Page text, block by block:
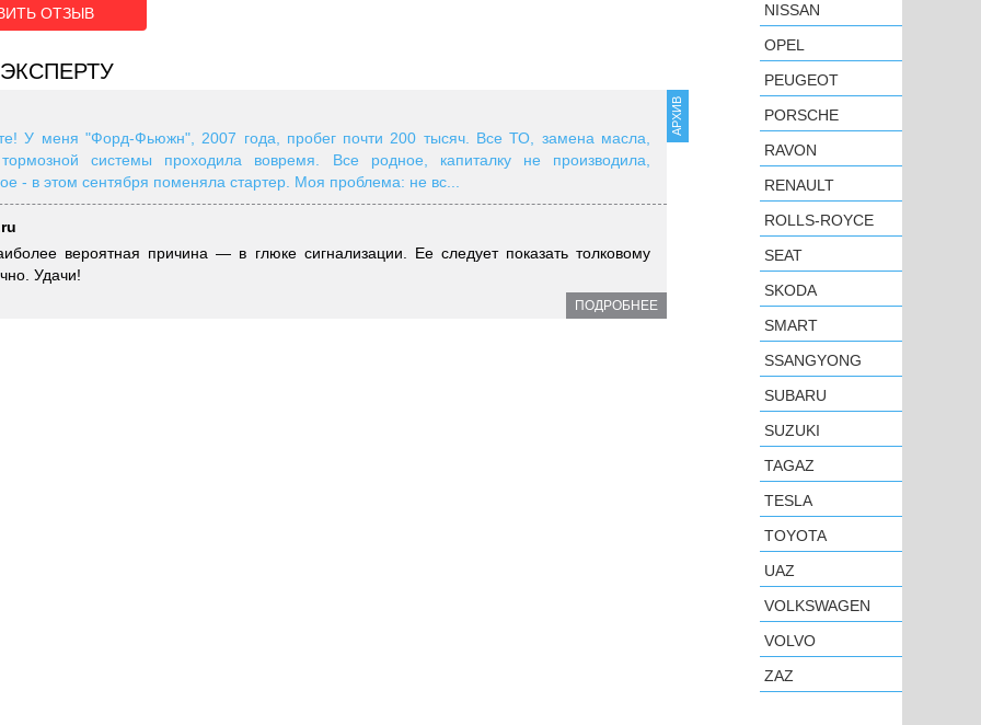
ОТЗЫВ
АРХИВ
У меня "Форд-Фьюжн", 2007 года, пробег почти 200 тысяч. Все ТО, замена масла,
системы проходила вовремя. Все родное, капиталку не производила,
- в этом сентября поменяла стартер. Моя проблема: не вс...
вероятная причина — в глюке сигнализации. Ее следует показать толковому
Удачи!
ПОДРОБНЕЕ
NISSAN
OPEL
PEUGEOT
PORSCHE
RAVON
RENAULT
ROLLS-ROYCE
SEAT
SKODA
SMART
SSANGYONG
SUBARU
SUZUKI
TAGAZ
TESLA
TOYOTA
UAZ
VOLKSWAGEN
VOLVO
ZAZ